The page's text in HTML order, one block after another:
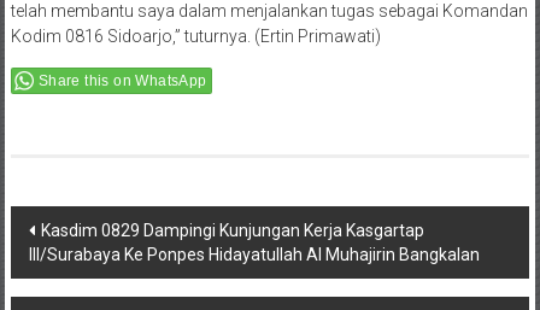
telah membantu saya dalam menjalankan tugas sebagai Komandan
Kodim 0816 Sidoarjo,” tuturnya. (Ertin Primawati)
Share this on WhatsApp
Post
navigation
Kasdim 0829 Dampingi Kunjungan Kerja Kasgartap
III/Surabaya Ke Ponpes Hidayatullah Al Muhajirin Bangkalan